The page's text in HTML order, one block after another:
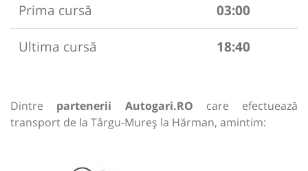
Prima cursă
03:00
Ultima cursă
18:40
Dintre partenerii Autogari.RO care efectuează
transport de la Târgu-Mureș la Hărman, amintim: